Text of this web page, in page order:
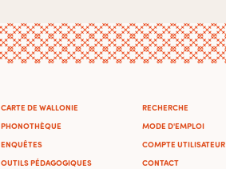
CARTE DE WALLONIE
PHONOTHÈQUE
ENQUÊTES
OUTILS PÉDAGOGIQUES
RECHERCHE
MODE D'EMPLOI
COMPTE UTILISATEUR
CONTACT